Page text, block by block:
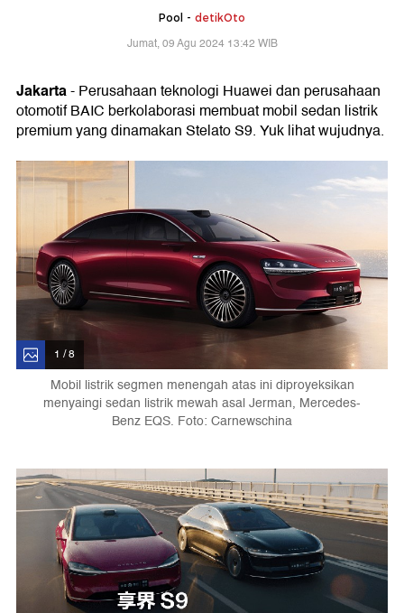
Pool - detikOto
Jumat, 09 Agu 2024 13:42 WIB
Jakarta- Perusahaan teknologi Huawei dan perusahaan
otomotif BAIC berkolaborasi membuat mobil sedan listrik
premium yang dinamakan Stelato S9. Yuk lihat wujudnya.
1 / 8
Mobil listrik segmen menengah atas ini diproyeksikan
menyaingi sedan listrik mewah asal Jerman, Mercedes-
Benz EQS. Foto: Carnewschina